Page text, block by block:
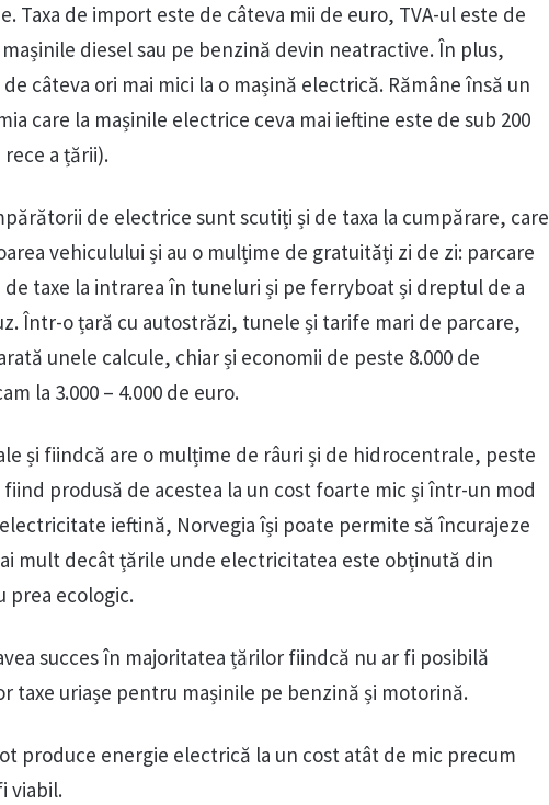
Taxa de import este de câteva mii de euro, TVA-ul este de
diesel sau pe benzină devin neatractive. În plus,
câteva ori mai mici la o mașină electrică. Rămâne însă un
care la mașinile electrice ceva mai ieftine este de sub 200
a țării).
de electrice sunt scutiți și de taxa la cumpărare, care
vehiculului și au o mulțime de gratuități zi de zi: parcare
taxe la intrarea în tuneluri și pe ferryboat și dreptul de a
Într-o țară cu autostrăzi, tunele și tarife mari de parcare,
unele calcule, chiar și economii de peste 8.000 de
la 3.000 – 4.000 de euro.
și fiindcă are o mulțime de râuri și de hidrocentrale, peste
produsă de acestea la un cost foarte mic și într-un mod
ieftină, Norvegia își poate permite să încurajeze
mult decât țările unde electricitatea este obținută din
prea ecologic.
succes în majoritatea țărilor fiindcă nu ar fi posibilă
taxe uriașe pentru mașinile pe benzină și motorină.
produce energie electrică la un cost atât de mic precum
viabil.